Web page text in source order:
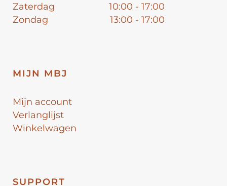
Zaterdag
10:00 - 17:00
Zondag
13:00 - 17:00
MIJN MBJ
Mijn account
Verlanglijst
Winkelwagen
SUPPORT